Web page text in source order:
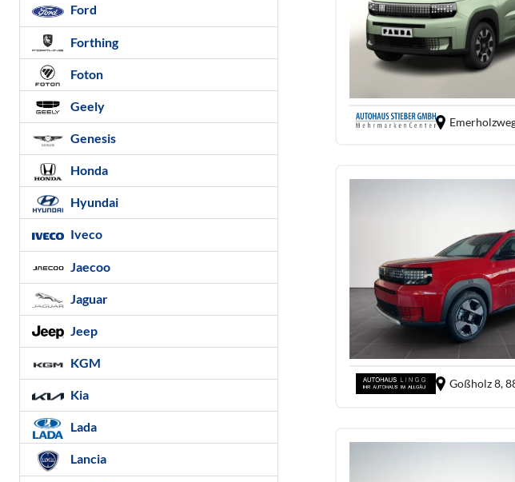
Goßholz 8,
Ford
Forthing
Foton
Geely
Genesis
Honda
Hyundai
Iveco
Jaecoo
Jaguar
Jeep
KGM
Kia
Lada
Lancia